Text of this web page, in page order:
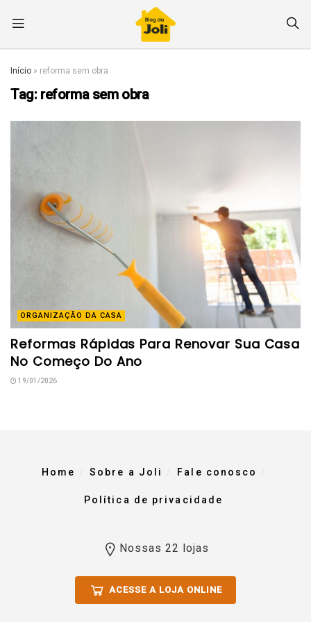
Início » reforma sem obra
Tag: reforma sem obra
ORGANIZAÇÃO DA CASA
Reformas Rápidas Para Renovar Sua Casa
No Começo Do Ano
19/01/2026
Home Sobre a Joli Fale conosco
Política de privacidade
Nossas 22 lojas
ACESSE A LOJA ONLINE